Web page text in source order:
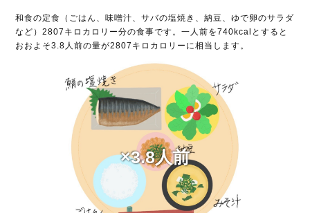
和食の定食（ごはん、味噌汁、サバの塩焼き、納豆、ゆで卵のサラダ
など）2807キロカロリー分の食事です。一人前を740kcalとすると
おおよそ3.8人前の量が2807キロカロリーに相当します。
×3.8人前